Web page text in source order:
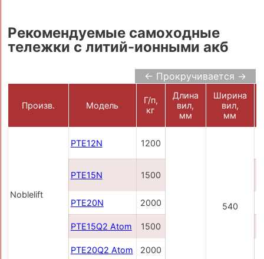
Рекомендуемые самоходные
тележки с литий-ионными акб
← Прокручивается →
Произв. Модель
Г/п,
кг
Длина
вил,
мм
Ширина
вил,
мм
Noblelift
PTE12N 1200
540
PTE15N 1500
PTE20N
2000
PTE15Q2 Atom 1500
PTE20Q2 Atom 2000